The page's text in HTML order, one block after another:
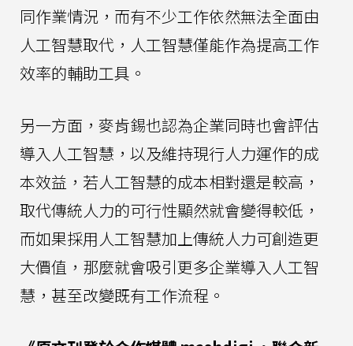
同作業情況，而有不少工作依然無法全面由
人工智慧取代，人工智慧僅能作為提高工作
效率的輔助工具。
另一方面，麥肯錫也認為企業同時也會評估
導入人工智慧，以及維持現行人力運作的成
本效益，若人工智慧的成本相對還是較高，
取代傳統人力的可行性顯然就會變得較低，
而如果採用人工智慧加上傳統人力可創造更
大價值，那麼就會吸引更多企業導入人工智
慧，甚至改變既有工作流程。